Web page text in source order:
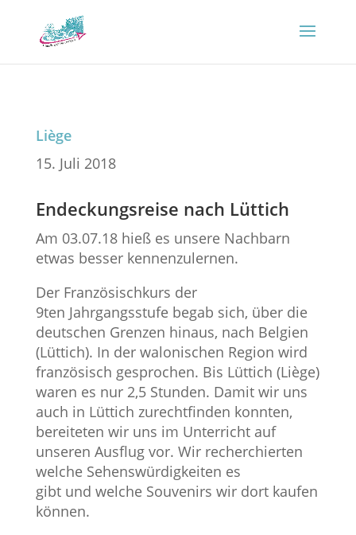
Liège
15. Juli 2018
Endeckungsreise nach Lüttich
Am 03.07.18 hieß es unsere Nachbarn
etwas besser kennenzulernen.
Der Französischkurs der
9ten Jahrgangsstufe begab sich, über die
deutschen Grenzen hinaus, nach Belgien
(Lüttich). In der walonischen Region wird
französisch gesprochen. Bis Lüttich (Liège)
waren es nur 2,5 Stunden. Damit wir uns
auch in Lüttich zurechtfinden konnten,
bereiteten wir uns im Unterricht auf
unseren Ausflug vor. Wir recherchierten
welche Sehenswürdigkeiten es
gibt und welche Souvenirs wir dort kaufen
können.